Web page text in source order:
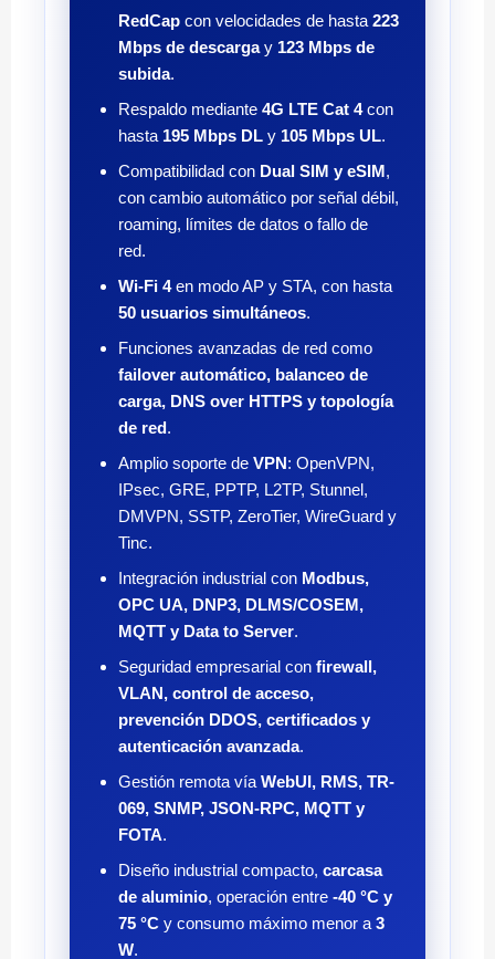
RedCap con velocidades de hasta 223
Mbps de descargay 123 Mbps de
subida.
Respaldo mediante 4G LTE Cat 4con
hasta 195 Mbps DL y 105 Mbps UL.
Compatibilidad con Dual SIM y eSIM,
con cambio automático por señal débil,
roaming, límites de datos o fallo de
red.
Wi-Fi 4en modo AP y STA, con hasta
50 usuarios simultáneos.
Funciones avanzadas de red como
failover automático, balanceo de
carga, DNS over HTTPS y topología
de red.
Amplio soporte de VPN: OpenVPN,
IPsec, GRE, PPTP, L2TP, Stunnel,
DMVPN, SSTP, ZeroTier, WireGuard y
Tinc.
Integración industrial con Modbus,
OPC UA, DNP3, DLMS/COSEM,
MQTT y Data to Server.
Seguridad empresarial con firewall,
VLAN, control de acceso,
prevención DDOS, certificados y
autenticación avanzada.
Gestión remota vía WebUI, RMS, TR-
069, SNMP, JSON-RPC, MQTT y
FOTA.
Diseño industrial compacto, carcasa
de aluminio, operación entre -40 °C y
75 °C y consumo máximo menor a 3
W.